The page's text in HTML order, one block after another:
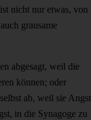
nicht nur etwas, von
grausame
abgesagt, weil die
können; oder
ab, weil sie Angst
in die Synagoge zu